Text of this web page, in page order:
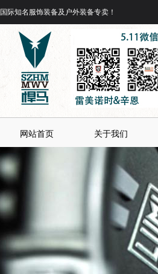
国际知名服饰装备及户外装备专卖！
网站首页 关于我们